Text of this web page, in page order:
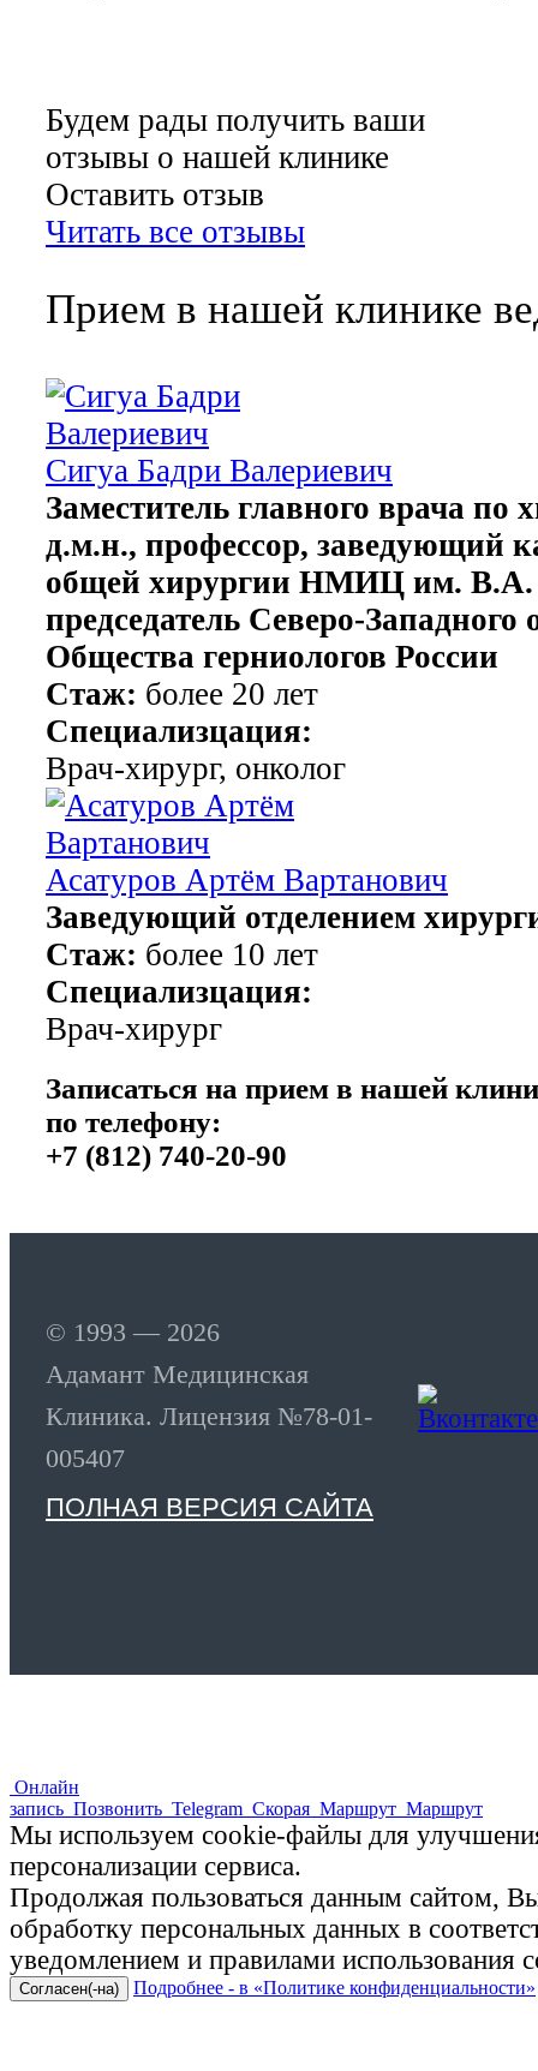
Будем рады получить ваши
отзывы о нашей клинике
Оставить отзыв
Читать все отзывы
Прием в нашей клинике
Сигуа Бадри Валериевич
Заместитель главного врача по
д.м.н., профессор, заведующий
общей хирургии НМИЦ им. В.А.
председатель Северо-Западного
Общества герниологов России
Стаж: более 20 лет
Специализцация:
Врач-хирург, онколог
Асатуров Артём Вартанович
Заведующий отделением
Стаж: более 10 лет
Специализцация:
Врач-хирург
Записаться на прием в нашей
по телефону:
+7 (812) 740-20-90
© 1993 — 2026
Адамант Медицинская
Клиника. Лицензия №78-01-
005407
ПОЛНАЯ ВЕРСИЯ САЙТА
Онлайн
запись Позвонить Telegram Скорая Маршрут Маршрут
Мы используем cookie-файлы для
персонализации сервиса.
Продолжая пользоваться данным сайтом, Вы
обработку персональных данных в
уведомлением и правилами использования
Согласен(-на) Подробнее - в «Политике конфиденциальности»